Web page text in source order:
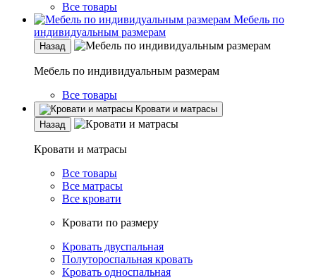
Все товары
Мебель по
индивидуальным размерам
Назад
Мебель по индивидуальным размерам
Все товары
Кровати и матрасы
Назад
Кровати и матрасы
Все товары
Все матрасы
Все кровати
Кровати по размеру
Кровать двуспальная
Полутороспальная кровать
Кровать односпальная